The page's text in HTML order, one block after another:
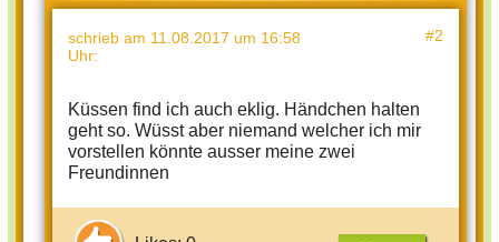
schrieb am 11.08.2017 um 16:58
Uhr:
#2
Küssen find ich auch eklig. Händchen halten
geht so. Wüsst aber niemand welcher ich mir
vorstellen könnte ausser meine zwei
Freundinnen